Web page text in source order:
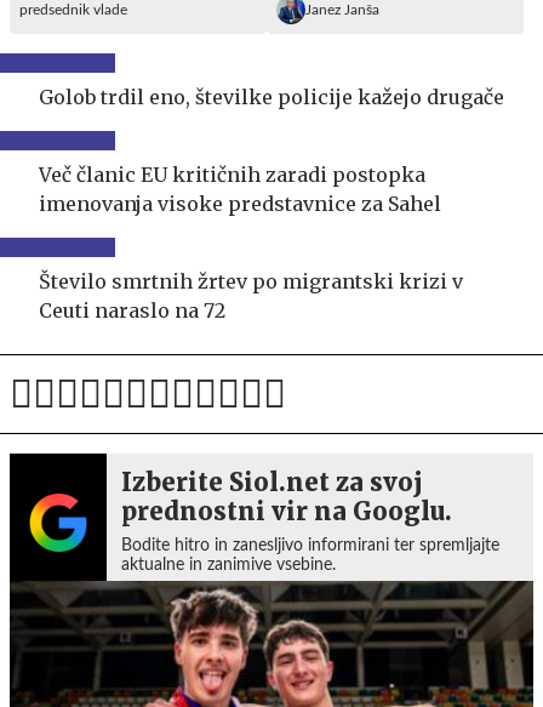
predsednik vlade Janez Janša
Golob trdil eno, številke policije kažejo drugače
Več članic EU kritičnih zaradi postopka
imenovanja visoke predstavnice za Sahel
Število smrtnih žrtev po migrantski krizi v
Ceuti naraslo na 72
Izberite Siol.net za svoj
prednostni vir na Googlu.
Bodite hitro in zanesljivo informirani ter spremljajte
aktualne in zanimive vsebine.